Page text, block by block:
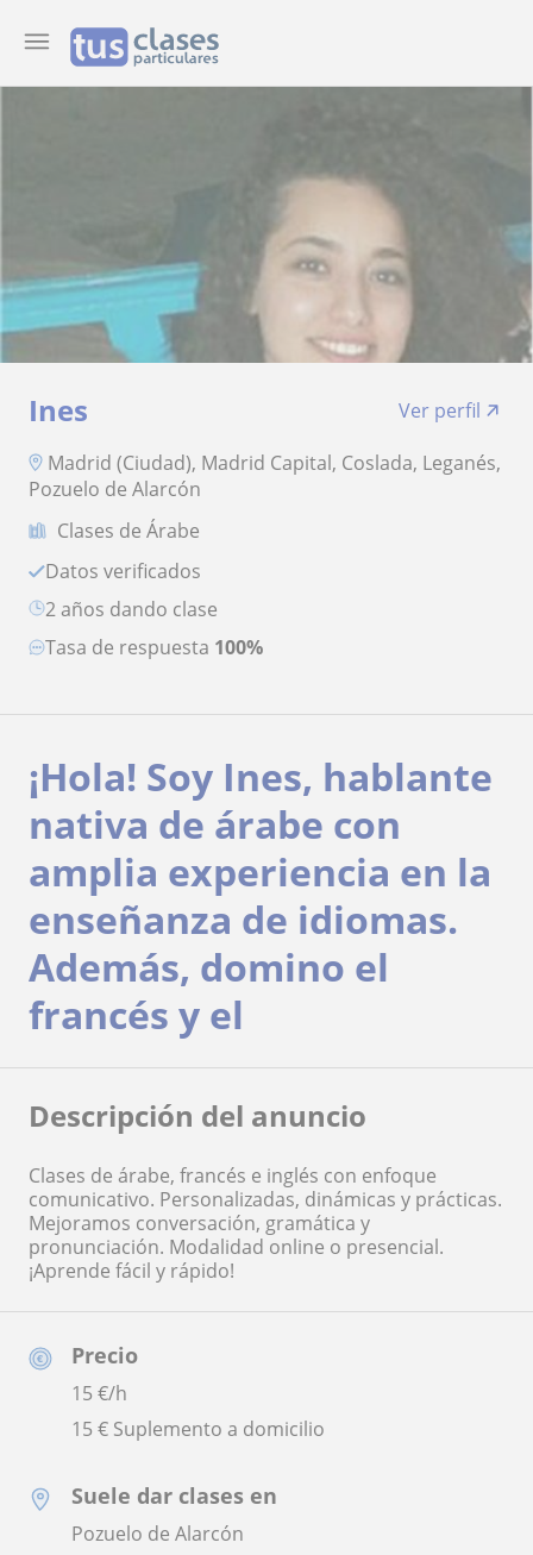
Ines
Ver perfil
Madrid (Ciudad), Madrid Capital, Coslada, Leganés,
Pozuelo de Alarcón
Clases de Árabe
Datos verificados
2 años dando clase
Tasa de respuesta 100%
Precio
15€/h
15 € Suplemento a domicilio
Suele dar clases en
Pozuelo de Alarcón
¡Hola! Soy Ines, hablante
nativa de árabe con
amplia experiencia en la
enseñanza de idiomas.
Además, domino el
francés y el
Descripción del anuncio
Clases de árabe, francés e inglés con enfoque
comunicativo. Personalizadas, dinámicas y prácticas.
Mejoramos conversación, gramática y
pronunciación. Modalidad online o presencial.
¡Aprende fácil y rápido!